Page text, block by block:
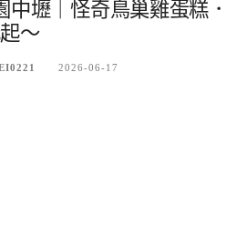
中壢｜怪奇鳥巢雞蛋糕
～
2026-06-17